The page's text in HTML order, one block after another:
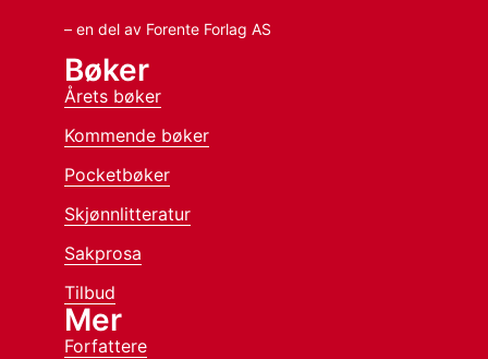
– en del av Forente Forlag AS
Bøker
Årets bøker
Kommende bøker
Pocketbøker
Skjønnlitteratur
Sakprosa
Tilbud
Mer
Forfattere